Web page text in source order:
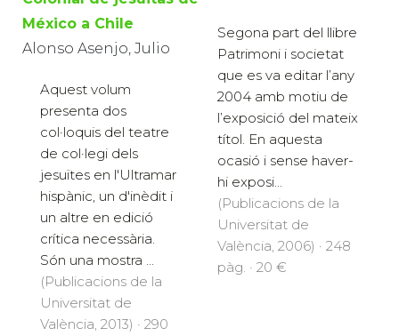
México a Chile
Alonso Asenjo, Julio
Aquest volum
presenta dos
col·loquis del teatre
de col·legi dels
jesuïtes en l'Ultramar
hispànic, un d'inèdit i
un altre en edició
crítica necessària.
Són una mostra ...
(Publicacions de la
Universitat de
València, 2013) · 290
Segona part del llibre
Patrimoni i societat
que es va editar l’any
2004 amb motiu de
l’exposició del mateix
títol. En aquesta
ocasió i sense haver-
hi exposi...
(Publicacions de la
Universitat de
València, 2006) · 248
pàg. · 20 €